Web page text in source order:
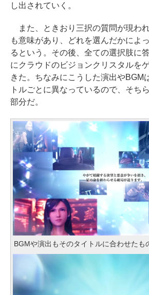
し出されていく。
また、ときおり三択の質問が現わ
も意味があり、どれを選んだかによ
るという。その後、全ての選択肢に
にクラウドのビジョンクリスタルを
きた。ちなみにこうした演出やBGM
トルごとに異なっているので、そち
部分だ。
BGMや演出もそのタイトルに合わせたも